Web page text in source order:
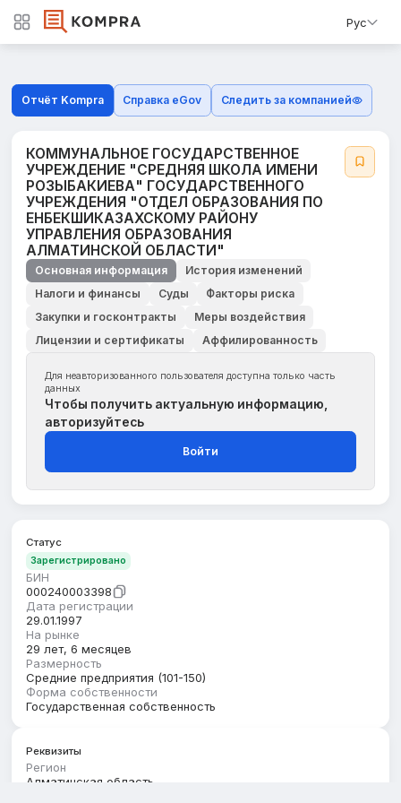
Рус
Отчёт Kompra Справка eGov Следить за компанией
КОММУНАЛЬНОЕ ГОСУДАРСТВЕННОЕ
УЧРЕЖДЕНИЕ "СРЕДНЯЯ ШКОЛА ИМЕНИ
РОЗЫБАКИЕВА" ГОСУДАРСТВЕННОГО
УЧРЕЖДЕНИЯ "ОТДЕЛ ОБРАЗОВАНИЯ ПО
ЕНБЕКШИКАЗАХСКОМУ РАЙОНУ
УПРАВЛЕНИЯ ОБРАЗОВАНИЯ
АЛМАТИНСКОЙ ОБЛАСТИ"
Основная информация
История изменений
Налоги и финансы
Суды
Факторы риска
Закупки и госконтракты
Меры воздействия
Лицензии и сертификаты
Аффилированность
Для неавторизованного пользователя доступна только часть
данных
Чтобы получить актуальную информацию,
авторизуйтесь
Войти
Статус
Зарегистрировано
БИН
000240003398
Дата регистрации
29.01.1997
На рынке
29 лет, 6 месяцев
Размерность
Средние предприятия (101-150)
Форма собственности
Государственная собственность
Реквизиты
Регион
Алматинская область